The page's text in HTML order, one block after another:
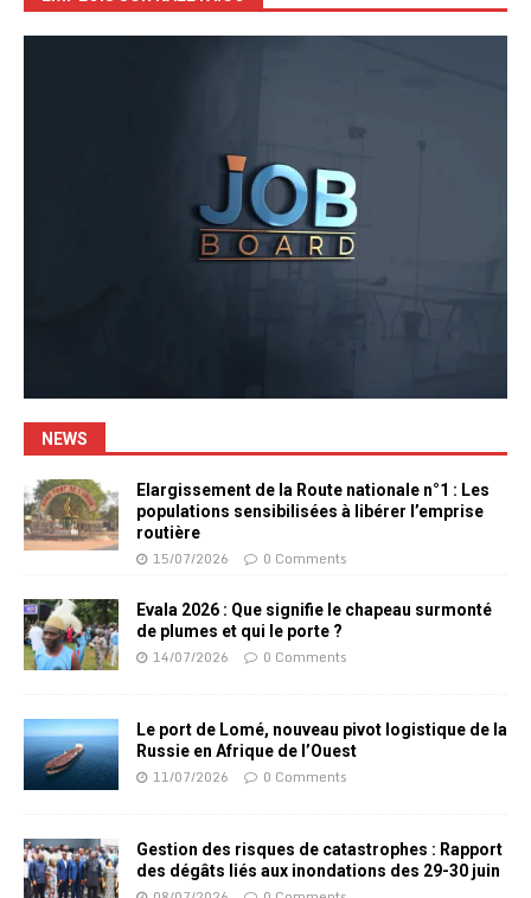
NEWS
Elargissement de la Route nationale n°1 : Les
populations sensibilisées à libérer l’emprise
routière
15/07/2026 0 Comments
Evala 2026 : Que signifie le chapeau surmonté
de plumes et qui le porte ?
14/07/2026 0 Comments
Le port de Lomé, nouveau pivot logistique de la
Russie en Afrique de l’Ouest
11/07/2026 0 Comments
Gestion des risques de catastrophes : Rapport
des dégâts liés aux inondations des 29-30 juin